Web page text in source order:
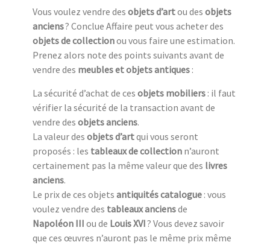
Vous voulez vendre des objets d’artou des objets
anciens? Conclue Affaire peut vous acheter des
objets de collectionou vous faire une estimation.
Prenez alors note des points suivants avant de
vendre des meubles et objets antiques :
La sécurité d’achat de ces objets mobiliers : il faut
vérifier la sécurité de la transaction avant de
vendre des objets anciens.
La valeur des objets d’artqui vous seront
proposés : les tableaux de collection n’auront
certainement pas la même valeur que des livres
anciens.
Le prix de ces objets antiquités catalogue : vous
voulez vendre des tableaux anciensde
Napoléon III ou de Louis XVI? Vous devez savoir
que ces œuvres n’auront pas le même prix même